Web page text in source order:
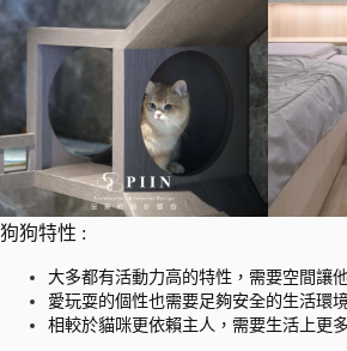
狗狗特性 :
大多都有活動力高的特性，需要空間讓
愛玩耍的個性也需要足夠安全的生活環
相較於貓咪更依賴主人，需要生活上更